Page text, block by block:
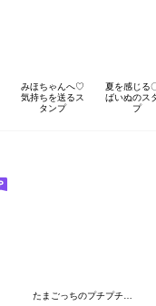
みほちゃんへ♡
気持ちを送るス
タンプ
夏を感じる
ばいぬのス
プ
たまごっちのプチプチおみせっち